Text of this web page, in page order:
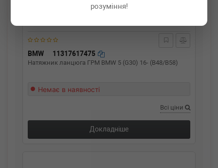
розуміння!
BMW 11317617475
Натяжник ланцюга ГРМ BMW 5 (G30) 16- (B48/B58)
Немає в наявності
Всі ціни
Докладніше